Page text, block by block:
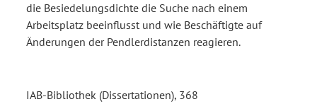
die Besiedelungsdichte die Suche nach einem
Arbeitsplatz beeinflusst und wie Beschäftigte auf
Änderungen der Pendlerdistanzen reagieren.
IAB-Bibliothek (Dissertationen), 368